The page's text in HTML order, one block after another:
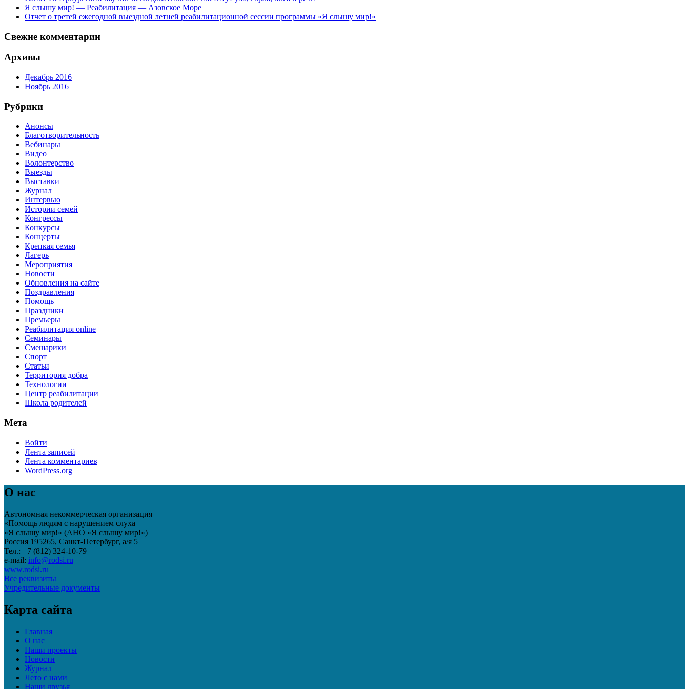
Я слышу мир! — Реабилитация — Азовское Море
Отчет о третей ежегодной выездной летней реабилитационной сессии программы «Я слышу мир!»
Свежие комментарии
Архивы
Декабрь 2016
Ноябрь 2016
Рубрики
Анонсы
Благотворительность
Вебинары
Видео
Волонтерство
Выезды
Выставки
Журнал
Интервью
Истории семей
Конгрессы
Конкурсы
Концерты
Крепкая семья
Лагерь
Мероприятия
Новости
Обновления на сайте
Поздравления
Помощь
Праздники
Премьеры
Реабилитация online
Семинары
Смешарики
Спорт
Статьи
Территория добра
Технологии
Центр реабилитации
Школа родителей
Мета
Войти
Лента записей
Лента комментариев
WordPress.org
О нас
Автономная некоммерческая организация
«Помощь людям с нарушением слуха
«Я слышу мир!» (АНО «Я слышу мир!»)
Россия 195265, Санкт-Петербург, а/я 5
Тел.: +7 (812) 324-10-79
e-mail: info@rodsi.ru
www.rodsi.ru
Все реквизиты
Учредительные документы
Карта сайта
Главная
О нас
Наши проекты
Новости
Журнал
Лето с нами
Наши друзья